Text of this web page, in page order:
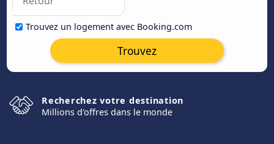
Trouvez un logement avec Booking.com
Trouvez
Recherchez votre destination
Millions d'offres dans le monde